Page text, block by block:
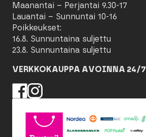
Maanantai – Perjantai 9.30-17
Lauantai – Sunnuntai 10-16
Poikkeukset:
16.8. Sunnuntaina suljettu
23.8. Sunnuntaina suljettu
VERKKOKAUPPA AVOINNA 24/7